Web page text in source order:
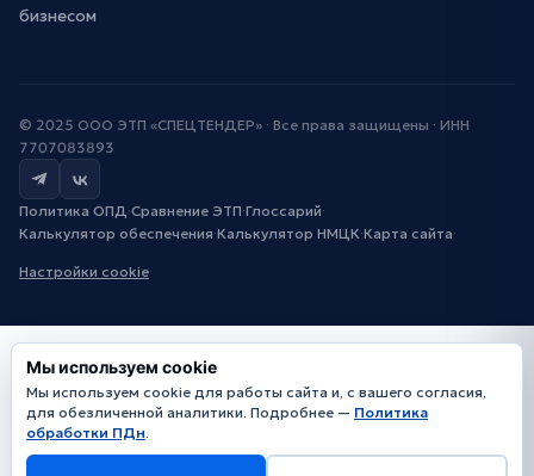
бизнесом
© 2025 ООО ЭТП «СПЕЦТЕНДЕР» · Все права защищены · ИНН
7707083893
Политика ОПД·Сравнение ЭТП·Глоссарий·
Калькулятор обеспечения·Калькулятор НМЦК·Карта сайта·
Настройки cookie
Мы используем cookie
Мы используем cookie для работы сайта и, с вашего согласия,
для обезличенной аналитики. Подробнее — Политика
обработки ПДн.